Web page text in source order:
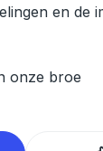
en de
onze broe